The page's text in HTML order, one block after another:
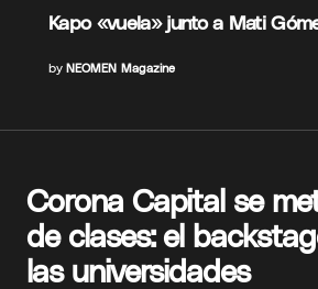
Kapo «vuela» junto a Mati
by NEOMEN Magazine
Corona Capital se
de clases: el
las universidades